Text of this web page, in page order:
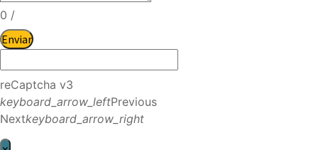
0 /
Enviar
reCaptcha v3
keyboard_arrow_leftPrevious
Nextkeyboard_arrow_right